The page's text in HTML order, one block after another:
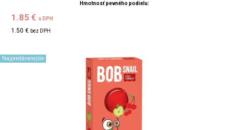
Hmotnosť pevného podielu:
1.85 € s DPH
1.50 € bez DPH
Najpredávanejšie